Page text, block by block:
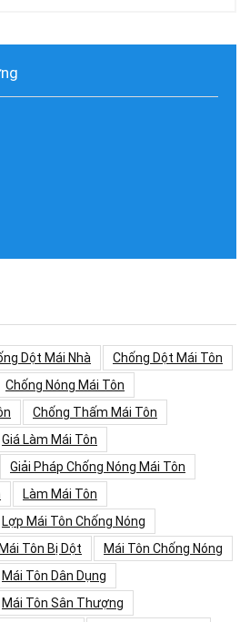
Dột Mái Nhà
Chống Dột Mái Tôn
Chống Nóng Mái Tôn
Chống Thấm Mái Tôn
Giá Làm Mái Tôn
Giải Pháp Chống Nóng Mái Tôn
Làm Mái Tôn
Lợp Mái Tôn Chống Nóng
Mái Tôn Bị Dột
Mái Tôn Chống Nóng
Mái Tôn Dân Dụng
Mái Tôn Sân Thượng